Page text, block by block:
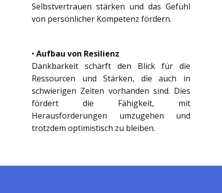
Selbstvertrauen stärken und das Gefühl
von persönlicher Kompetenz fördern.
• Aufbau von Resilienz
Dankbarkeit schärft den Blick für die
Ressourcen und Stärken, die auch in
schwierigen Zeiten vorhanden sind. Dies
fördert die Fähigkeit, mit
Herausforderungen umzugehen und
trotzdem optimistisch zu bleiben.